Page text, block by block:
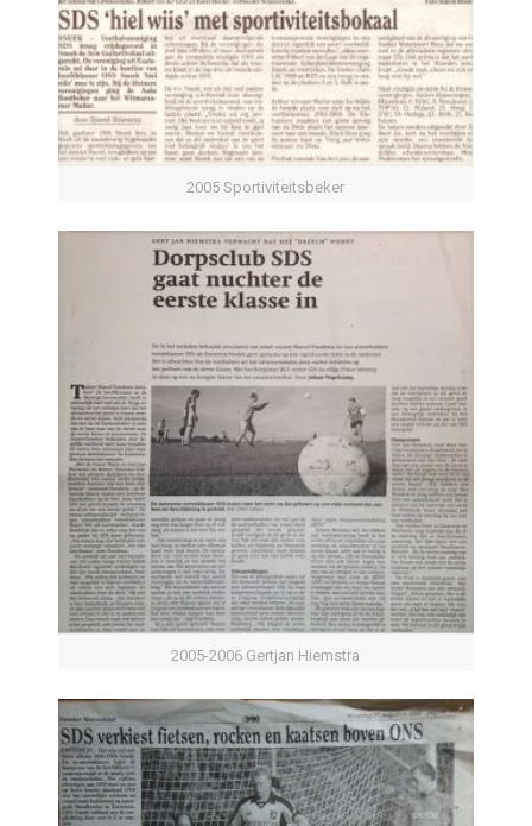
2005 Sportiviteitsbeker
2005-2006 Gertjan Hiemstra